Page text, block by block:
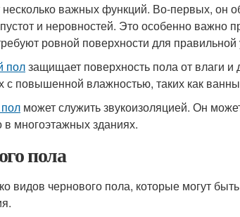
важных функций. Во-первых, он
и неровностей. Это особенно важно
ровной поверхности для правильной
ползащищает поверхность пола от влаги
повышенной влажностью, таких как
может служить звукоизоляцией. Он
в многоэтажных зданиях.
пола
видов чернового пола, которые могут